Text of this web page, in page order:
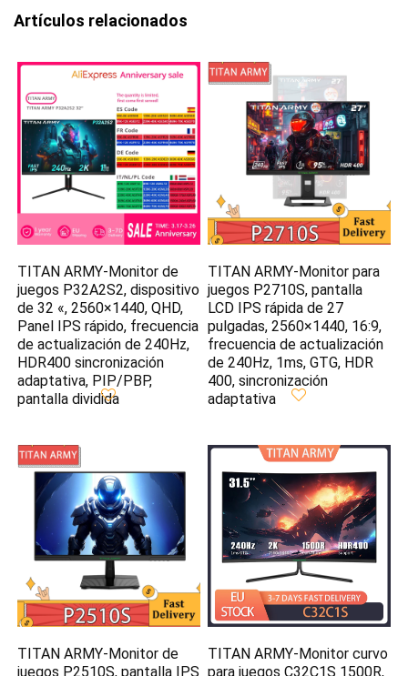
Artículos relacionados
TITAN ARMY-Monitor de
juegos P32A2S2, dispositivo
de 32 «, 2560×1440, QHD,
Panel IPS rápido, frecuencia
de actualización de 240Hz,
HDR400 sincronización
adaptativa, PIP/PBP,
pantalla dividida
TITAN ARMY-Monitor para
juegos P2710S, pantalla
LCD IPS rápida de 27
pulgadas, 2560×1440, 16:9,
frecuencia de actualización
de 240Hz, 1ms, GTG, HDR
400, sincronización
adaptativa
TITAN ARMY-Monitor de
juegos P2510S, pantalla IPS
TITAN ARMY-Monitor curvo
para juegos C32C1S 1500R,